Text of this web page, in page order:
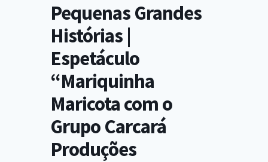
Pequenas Grandes
Histórias |
Espetáculo
“Mariquinha
Maricota com o
Grupo Carcará
Produções